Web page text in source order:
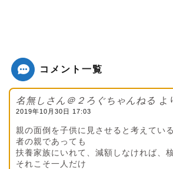
コメント一覧
名無しさん＠２ろぐちゃんねる よ
2019年10月30日 17:03
親の面倒を子供に見させると考えてい
者の親であっても
扶養家族にいれて、減額しなければ、
それこそ一人だけ